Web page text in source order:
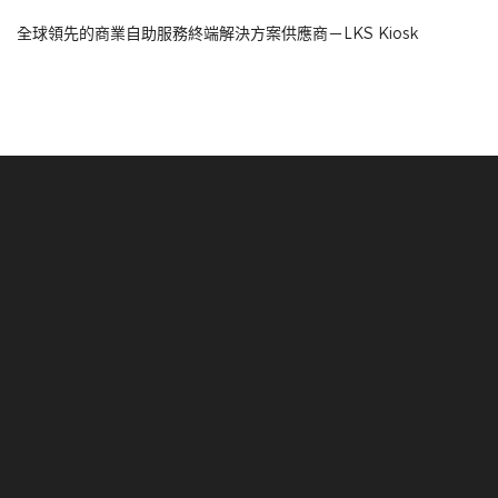
全球領先的商業自助服務終端解決方案供應商－LKS Kiosk